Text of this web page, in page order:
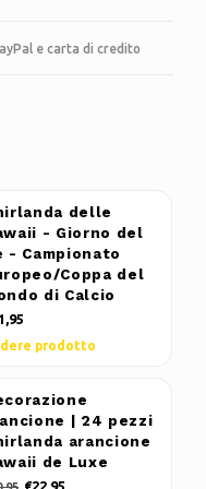
e carta di credito
delle
- Giorno del
- Campionato
Coppa del
di Calcio
prodotto
| 24 pezzi
arancione
de Luxe
€22,95